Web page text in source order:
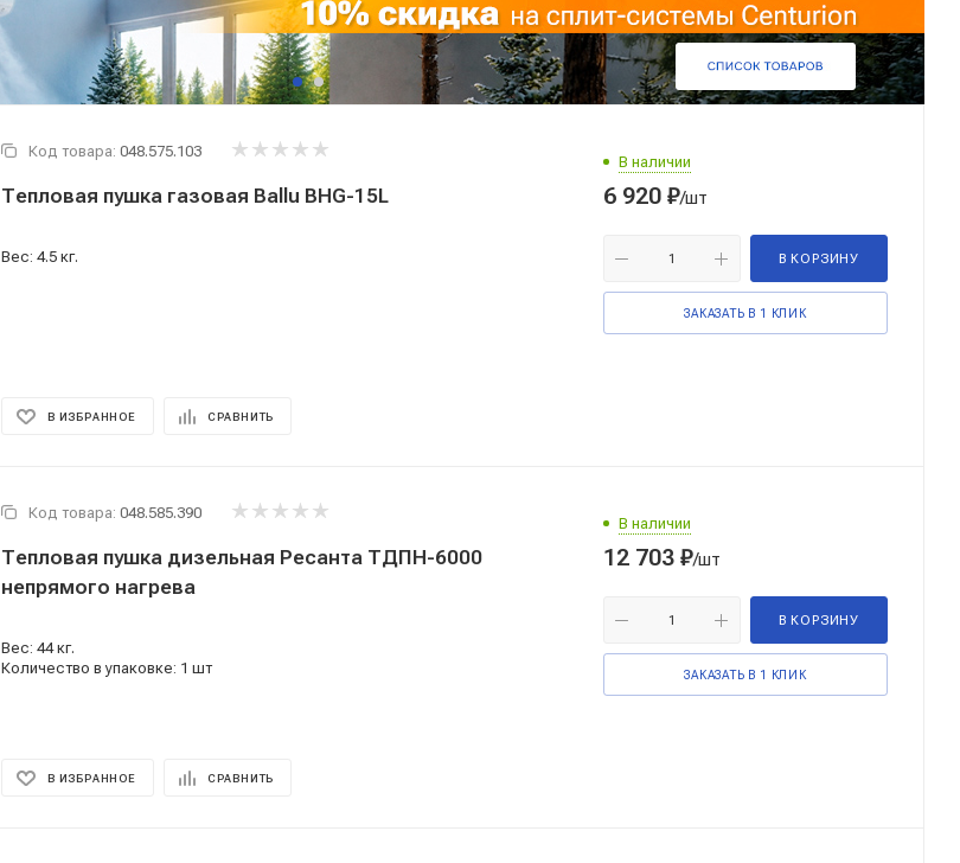
Код товара: 048.575.103
Тепловая пушка газовая Ballu BHG-15L
Вес: 4.5 кг.
В ИЗБРАННОЕ СРАВНИТЬ
В наличии
6 920 ₽/шт
В КОРЗИНУ
ЗАКАЗАТЬ В 1 КЛИК
Код товара: 048.585.390
Тепловая пушка дизельная Ресанта ТДПН-6000
непрямого нагрева
Вес: 44 кг.
Количество в упаковке: 1 шт
В ИЗБРАННОЕ СРАВНИТЬ
В наличии
12 703 ₽/шт
В КОРЗИНУ
ЗАКАЗАТЬ В 1 КЛИК